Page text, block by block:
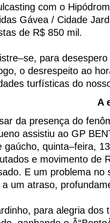
com o
Gávea / Cidade
de R$ 850 mil.
para
o desrespeito ao
turfísticas do
A
da presença do
assistiu ao GP
gaúcho, quinta–feira,
e movimento de
E um problema no
a um atraso,
para alegria dos